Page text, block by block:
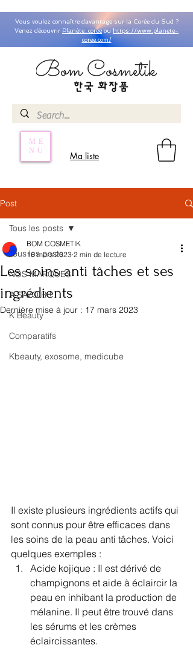
ME
NU
Ma liste
Vous voulez connaître davantage sur la Corée du Sud ?
Venez découvrir Planète_coreeouhttps://www.planete-
coree.com/
Post
Tous les posts
NOS MARQUES
A SAVOIR !
K Beauty
Comparatifs
Kbeauty, exosome, medicube
Tous les posts
Les soins anti tâches et ses
ingrédients
BOM COSMETIK
16 mars 2023 2 min de lecture
Dernière mise à jour : 17 mars 2023
Il existe plusieurs ingrédients actifs qui
sont connus pour être efficaces dans
les soins de la peau anti tâches. Voici
quelques exemples :
Acide kojique : Il est dérivé de
champignons et aide à éclaircir la
peau en inhibant la production de
mélanine. Il peut être trouvé dans
les sérums et les crèmes
éclaircissantes.